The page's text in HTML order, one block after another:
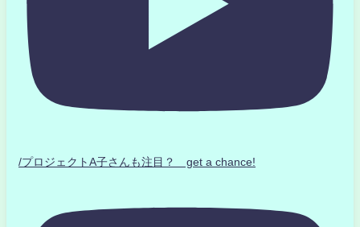
/プロジェクトA子さんも注目？ get a chance!